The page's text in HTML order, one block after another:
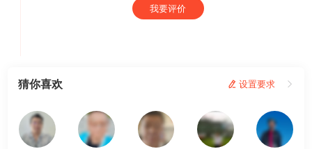
我要评价
猜你喜欢  设置要求 